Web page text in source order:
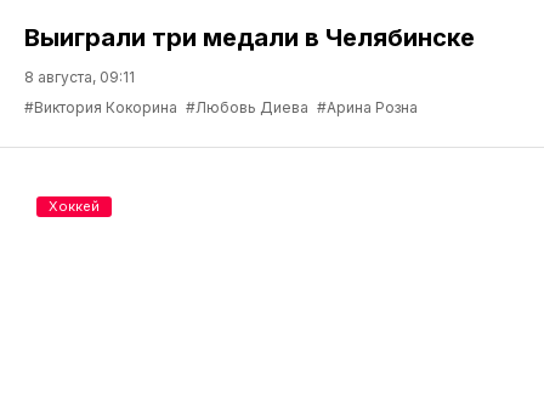
Выиграли три медали в Челябинске
8 августа, 09:11
#Виктория Кокорина #Любовь Диева #Арина Розна
Хоккей